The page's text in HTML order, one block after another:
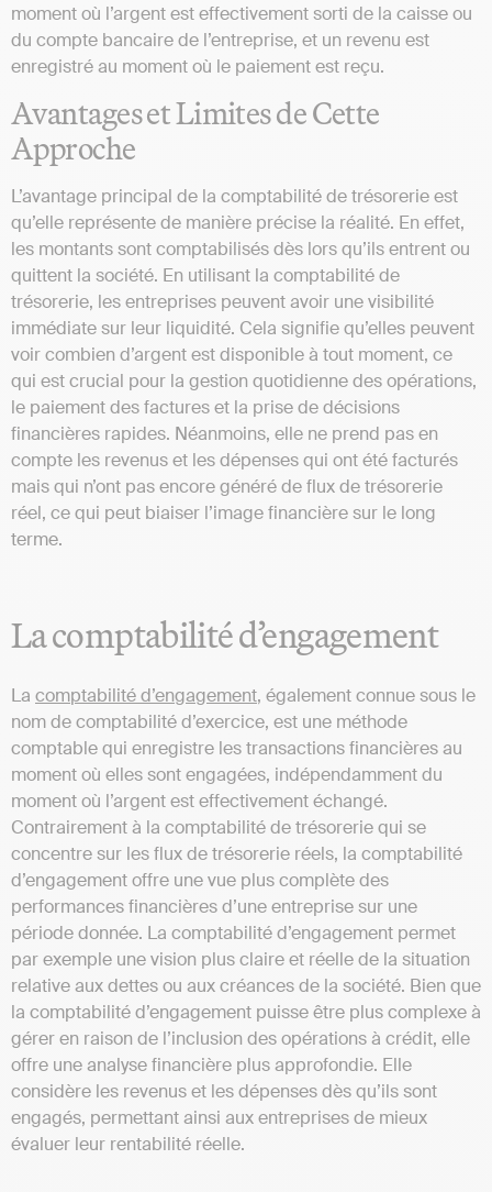
moment où l’argent est effectivement sorti de la caisse ou
du compte bancaire de l’entreprise, et un revenu est
enregistré au moment où le paiement est reçu.
Avantages et Limites de Cette
Approche
L’avantage principal de la comptabilité de trésorerie est
qu’elle représente de manière précise la réalité. En effet,
les montants sont comptabilisés dès lors qu’ils entrent ou
quittent la société. En utilisant la comptabilité de
trésorerie, les entreprises peuvent avoir une visibilité
immédiate sur leur liquidité. Cela signifie qu’elles peuvent
voir combien d’argent est disponible à tout moment, ce
qui est crucial pour la gestion quotidienne des opérations,
le paiement des factures et la prise de décisions
financières rapides. Néanmoins, elle ne prend pas en
compte les revenus et les dépenses qui ont été facturés
mais qui n’ont pas encore généré de flux de trésorerie
réel, ce qui peut biaiser l’image financière sur le long
terme.
La comptabilité d’engagement
La comptabilité d’engagement, également connue sous le
nom de comptabilité d’exercice, est une méthode
comptable qui enregistre les transactions financières au
moment où elles sont engagées, indépendamment du
moment où l’argent est effectivement échangé.
Contrairement à la comptabilité de trésorerie qui se
concentre sur les flux de trésorerie réels, la comptabilité
d’engagement offre une vue plus complète des
performances financières d’une entreprise sur une
période donnée. La comptabilité d’engagement permet
par exemple une vision plus claire et réelle de la situation
relative aux dettes ou aux créances de la société. Bien que
la comptabilité d’engagement puisse être plus complexe à
gérer en raison de l’inclusion des opérations à crédit, elle
offre une analyse financière plus approfondie. Elle
considère les revenus et les dépenses dès qu’ils sont
engagés, permettant ainsi aux entreprises de mieux
évaluer leur rentabilité réelle.